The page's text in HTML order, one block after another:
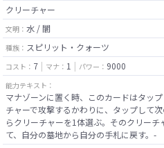
クリーチャー
文明： 水 / 闇
種族： スピリット・クォーツ
コスト： 7 マナ： 1 パワー： 9000
能力テキスト：
マナゾーンに置く時、このカードはタッ
チャーで攻撃するかわりに、タップして
らクリーチャーを1体選ぶ。そのクリー
て、自分の墓地から自分の手札に戻す。-